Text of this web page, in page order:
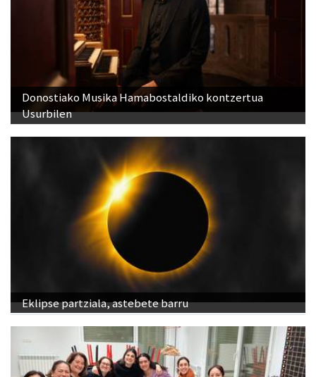
Donostiako Musika Hamabostaldiko kontzertua
Usurbilen
Eklipse partziala, astebete barru